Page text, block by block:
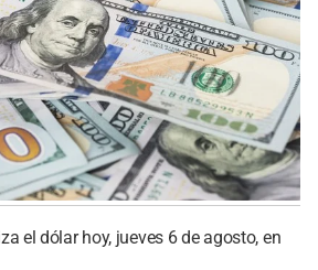
el dólar hoy, jueves 6 de agosto, en